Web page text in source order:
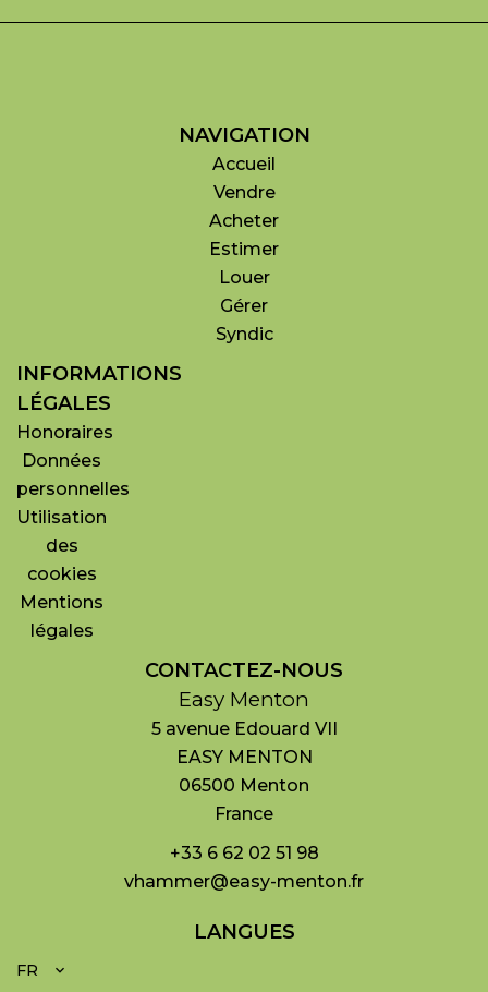
NAVIGATION
Accueil
Vendre
Acheter
Estimer
Louer
Gérer
Syndic
INFORMATIONS
LÉGALES
Honoraires
Données
personnelles
Utilisation
des
cookies
Mentions
légales
CONTACTEZ-NOUS
Easy Menton
5 avenue Edouard VII
EASY MENTON
06500 Menton
France
+33 6 62 02 51 98
vhammer@easy-menton.fr
LANGUES
FR